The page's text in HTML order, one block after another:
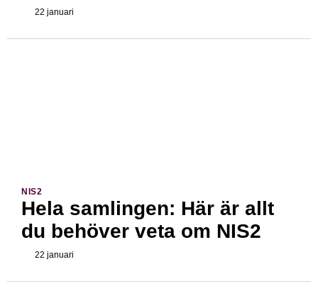
22 januari
NIS2
Hela samlingen: Här är allt
du behöver veta om NIS2
22 januari